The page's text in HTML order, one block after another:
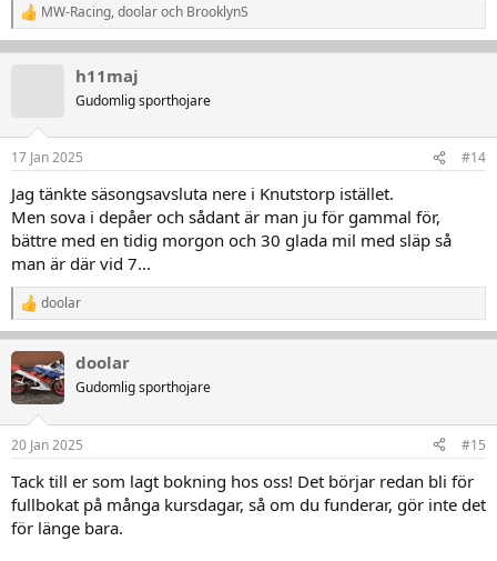
R
e
a
n
e
:
MW-Racing,doolaroch BrooklynS
h11maj
Gudomlig sporthojare
17 Jan 2025 #14
Jag tänkte säsongsavsluta nere i Knutstorp istället.
Men sova i depåer och sådant är man ju för gammal för,
bättre med en tidig morgon och 30 glada mil med släp så
man är där vid 7...
R
e
k
t
i
e
:
doolar
doolar
Gudomlig sporthojare
20 Jan 2025 #15
Tack till er som lagt bokning hos oss! Det börjar redan bli för
fullbokat på många kursdagar, så om du funderar, gör inte det
för länge bara.